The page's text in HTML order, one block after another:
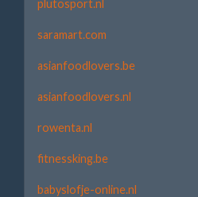
plutosport.nl
saramart.com
asianfoodlovers.be
asianfoodlovers.nl
rowenta.nl
fitnessking.be
babyslofje-online.nl